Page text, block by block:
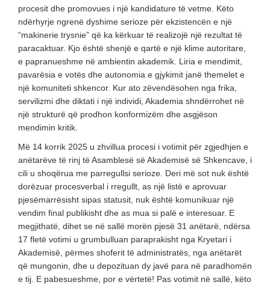
procesit dhe promovues i një kandidature të vetme. Këto
ndërhyrje ngrenë dyshime serioze për ekzistencën e një
“makinerie trysnie” që ka kërkuar të realizojë një rezultat të
paracaktuar. Kjo është shenjë e qartë e një klime autoritare,
e papranueshme në ambientin akademik. Liria e mendimit,
pavarësia e votës dhe autonomia e gjykimit janë themelet e
një komuniteti shkencor. Kur ato zëvendësohen nga frika,
servilizmi dhe diktati i një individi, Akademia shndërrohet në
një strukturë që prodhon konformizëm dhe asgjëson
mendimin kritik.
Më 14 korrik 2025 u zhvillua procesi i votimit për zgjedhjen e
anëtarëve të rinj të Asamblesë së Akademisë së Shkencave, i
cili u shoqërua me parregullsi serioze. Deri më sot nuk është
dorëzuar procesverbal i rregullt, as një listë e aprovuar
pjesëmarrësisht sipas statusit, nuk është komunikuar një
vendim final publikisht dhe as mua si palë e interesuar. E
megjithatë, dihet se në sallë morën pjesë 31 anëtarë, ndërsa
17 fletë votimi u grumbulluan paraprakisht nga Kryetari i
Akademisë, përmes shoferit të administratës, nga anëtarët
që mungonin, dhe u depozituan dy javë para në paradhomën
e tij. E pabesueshme, por e vërtetë! Pas votimit në sallë, këto